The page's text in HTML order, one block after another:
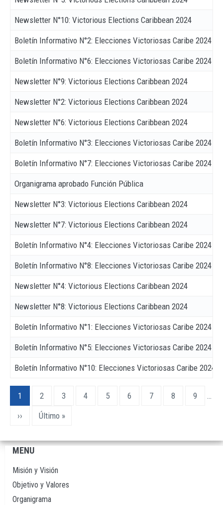
Newsletter N°10: Victorious Elections Caribbean 2024
Boletín Informativo N°2: Elecciones Victoriosas Caribe 2024
Boletín Informativo N°6: Elecciones Victoriosas Caribe 2024
Newsletter N°9: Victorious Elections Caribbean 2024
Newsletter N°2: Victorious Elections Caribbean 2024
Newsletter N°6: Victorious Elections Caribbean 2024
Boletín Informativo N°3: Elecciones Victoriosas Caribe 2024
Boletín Informativo N°7: Elecciones Victoriosas Caribe 2024
Organigrama aprobado Función Pública
Newsletter N°3: Victorious Elections Caribbean 2024
Newsletter N°7: Victorious Elections Caribbean 2024
Boletín Informativo N°4: Elecciones Victoriosas Caribe 2024
Boletín Informativo N°8: Elecciones Victoriosas Caribe 2024
Newsletter N°4: Victorious Elections Caribbean 2024
Newsletter N°8: Victorious Elections Caribbean 2024
Boletín Informativo N°1: Elecciones Victoriosas Caribe 2024
Boletín Informativo N°5: Elecciones Victoriosas Caribe 2024
Boletín Informativo N°10: Elecciones Victoriosas Caribe 2024
Paginación
Página
actual
1 Page
2 Page
3 Page
4 Page
5 Page
6 Page
7 Page
8 Page
9
…
Siguiente
››
Última
Último »
Navegación
principal
MENU
Misión y Visión
Objetivo y Valores
Organigrama